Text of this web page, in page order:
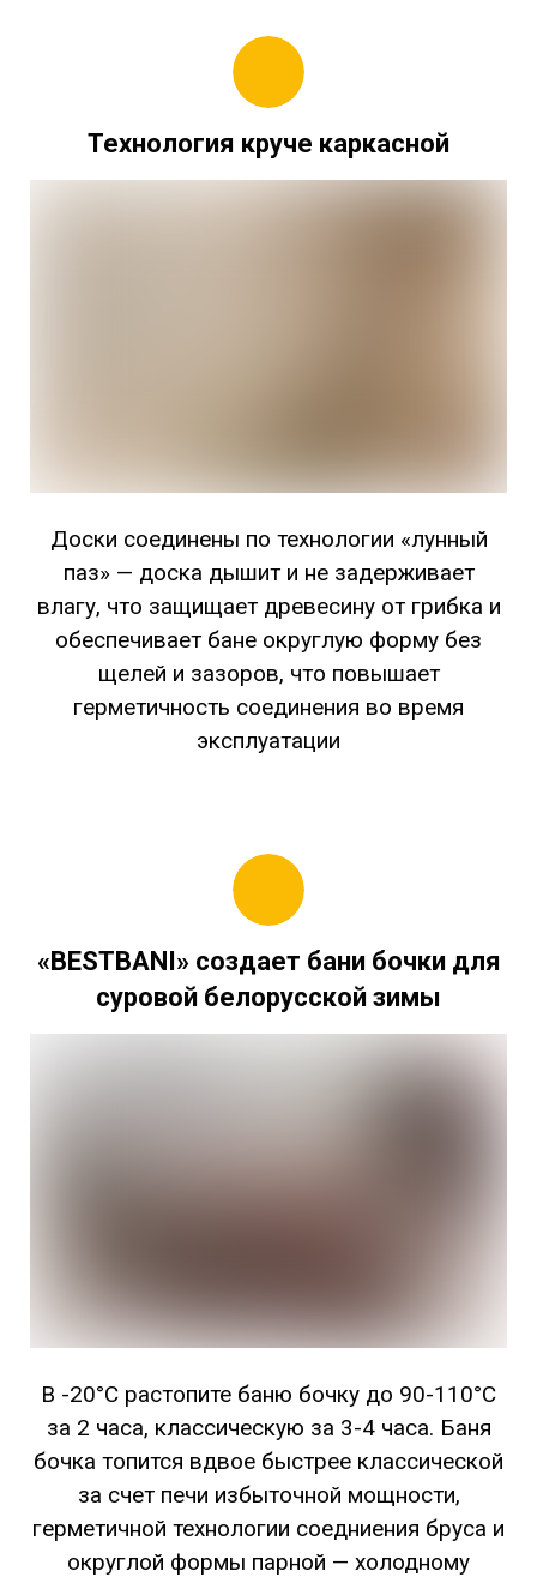
Технология круче каркасной
Доски соединены по технологии «лунный
паз» — доска дышит и не задерживает
влагу, что защищает древесину от грибка и
обеспечивает бане округлую форму без
щелей и зазоров, что повышает
герметичность соединения во время
эксплуатации
«BESTBANI» создает бани бочки для
суровой белорусской зимы
В -20°C растопите баню бочку до 90-110°C
за 2 часа, классическую за 3-4 часа. Баня
бочка топится вдвое быстрее классической
за счет печи избыточной мощности,
герметичной технологии соедниения бруса и
округлой формы парной — холодному